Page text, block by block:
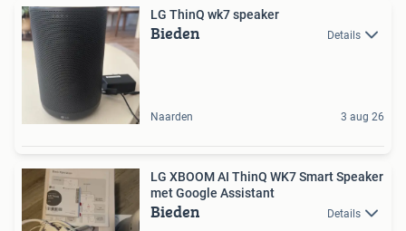
LG ThinQ wk7 speaker
Bieden Details
Naarden 3 aug 26
LG XBOOM AI ThinQ WK7 Smart Speaker
met Google Assistant
Bieden Details